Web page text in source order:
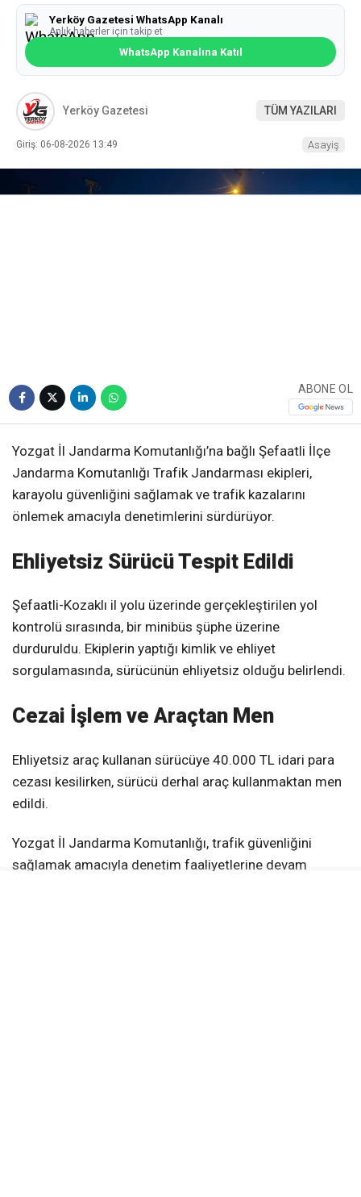
Yerköy Gazetesi WhatsApp Kanalı
Anlık haberler için takip et
WhatsApp Kanalına Katıl
Yerköy Gazetesi TÜM YAZILARI
Giriş: 06-08-2026 13:49 Asayiş
ABONE OL
Yozgat İl Jandarma Komutanlığı’na bağlı Şefaatli İlçe
Jandarma Komutanlığı Trafik Jandarması ekipleri,
karayolu güvenliğini sağlamak ve trafik kazalarını
önlemek amacıyla denetimlerini sürdürüyor.
Ehliyetsiz Sürücü Tespit Edildi
Şefaatli-Kozaklı il yolu üzerinde gerçekleştirilen yol
kontrolü sırasında, bir minibüs şüphe üzerine
durduruldu. Ekiplerin yaptığı kimlik ve ehliyet
sorgulamasında, sürücünün ehliyetsiz olduğu belirlendi.
Cezai İşlem ve Araçtan Men
Ehliyetsiz araç kullanan sürücüye 40.000 TL idari para
cezası kesilirken, sürücü derhal araç kullanmaktan men
edildi.
Yozgat İl Jandarma Komutanlığı, trafik güvenliğini
sağlamak amacıyla denetim faaliyetlerine devam